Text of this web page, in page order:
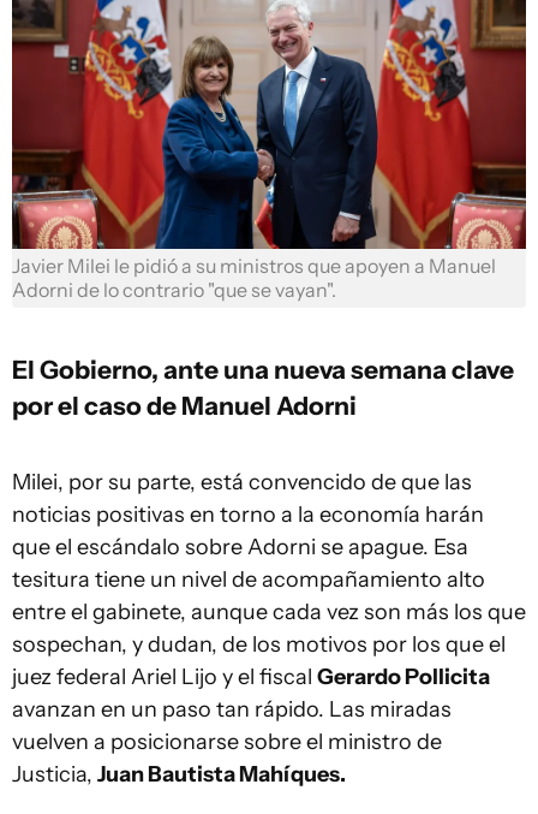
Javier Milei le pidió a su ministros que apoyen a Manuel
Adorni de lo contrario "que se vayan".
El Gobierno, ante una nueva semana clave
por el caso de Manuel Adorni
Milei, por su parte, está convencido de que las
noticias positivas en torno a la economía harán
que el escándalo sobre Adorni se apague. Esa
tesitura tiene un nivel de acompañamiento alto
entre el gabinete, aunque cada vez son más los que
sospechan, y dudan, de los motivos por los que el
juez federal Ariel Lijo y el fiscal Gerardo Pollicita
avanzan en un paso tan rápido. Las miradas
vuelven a posicionarse sobre el ministro de
Justicia, Juan Bautista Mahíques.